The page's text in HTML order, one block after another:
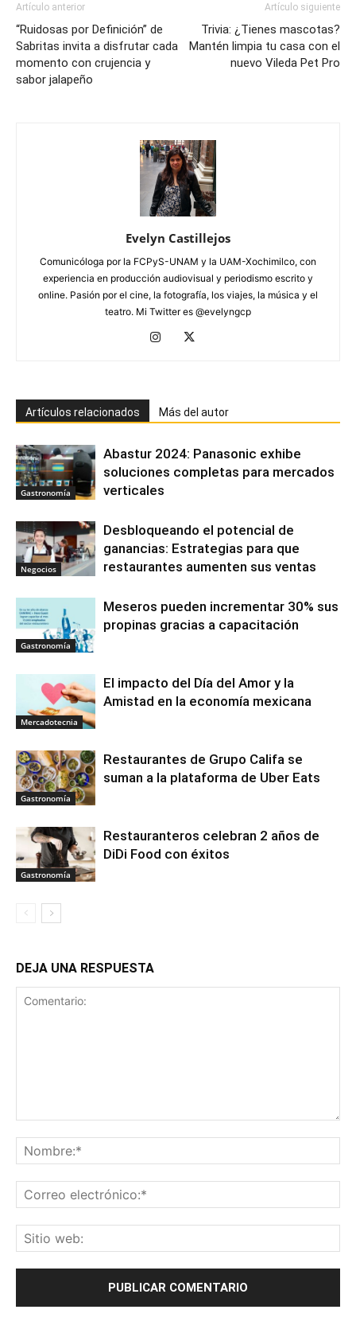
Artículo anterior
“Ruidosas por Definición” de
Sabritas invita a disfrutar cada
momento con crujencia y
sabor jalapeño
Artículo siguiente
Trivia: ¿Tienes mascotas?
Mantén limpia tu casa con el
nuevo Vileda Pet Pro
Evelyn Castillejos
Comunicóloga por la FCPyS-UNAM y la UAM-Xochimilco, con
experiencia en producción audiovisual y periodismo escrito y
online. Pasión por el cine, la fotografía, los viajes, la música y el
teatro. Mi Twitter es @evelyngcp
Artículos relacionados Más del autor
Gastronomía
Abastur 2024: Panasonic exhibe
soluciones completas para mercados
verticales
Negocios
Desbloqueando el potencial de
ganancias: Estrategias para que
restaurantes aumenten sus ventas
Gastronomía
Meseros pueden incrementar 30% sus
propinas gracias a capacitación
Mercadotecnia
El impacto del Día del Amor y la
Amistad en la economía mexicana
Gastronomía
Restaurantes de Grupo Califa se
suman a la plataforma de Uber Eats
Gastronomía
Restauranteros celebran 2 años de
DiDi Food con éxitos
DEJA UNA RESPUESTA